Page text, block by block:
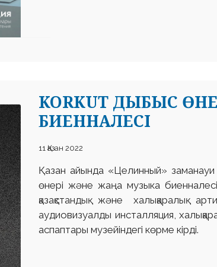
KORKUT ДЫБЫС
БИЕННАЛЕСІ
11 Қазан 2022
Қазан айында «Целинный»
өнері жəне жаңа музыка
қазақстандық жəне халықаралық
аудиовизуалды инсталляция,
аспаптары музейіндегі көрме кірді.